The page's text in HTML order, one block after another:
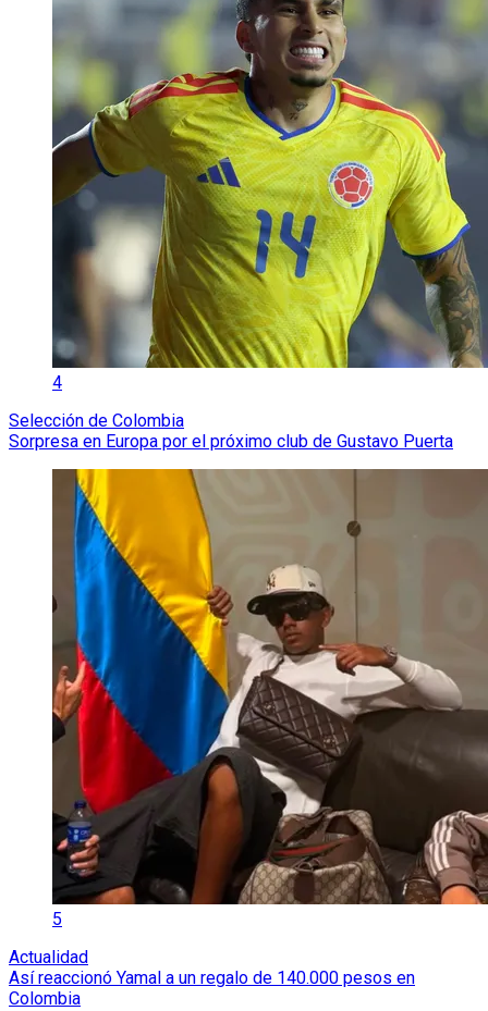
4
Selección de Colombia
Sorpresa en Europa por el próximo club de Gustavo Puerta
5
Actualidad
Así reaccionó Yamal a un regalo de 140.000 pesos en
Colombia